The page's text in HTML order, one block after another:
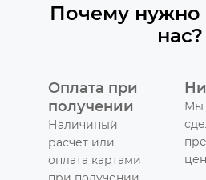
Почему нужно
нас?
Оплата при
получении
Наличиный
расчет или
оплата картами
Мы